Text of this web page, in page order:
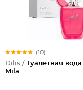
(10)
Dilis / Туалетная вода
Mila